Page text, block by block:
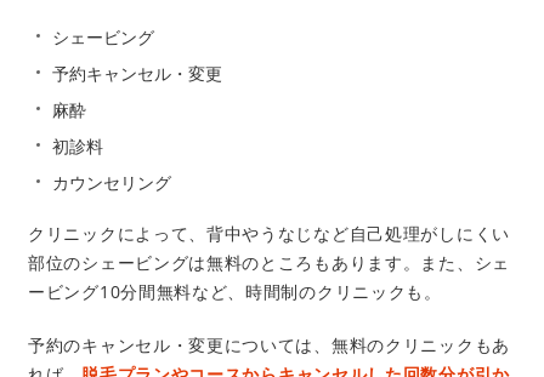
シェービング
予約キャンセル・変更
麻酔
初診料
カウンセリング
クリニックによって、背中やうなじなど自己処理がしにくい
部位のシェービングは無料のところもあります。また、シェ
ービング10分間無料など、時間制のクリニックも。
予約のキャンセル・変更については、無料のクリニックもあ